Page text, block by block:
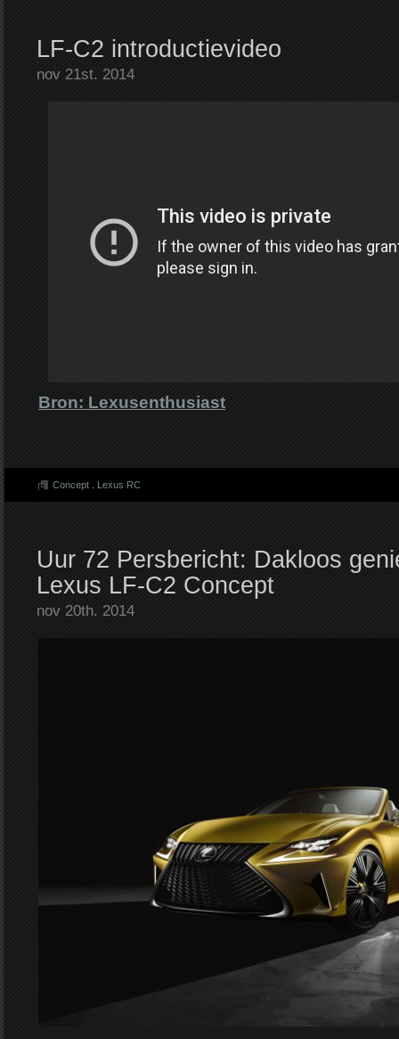
LF-C2 introductievideo
nov 21st. 2014
Bron: Lexusenthusiast
Concept Lexus RC
Uur 72 Persbericht: Dakloos
Lexus LF-C2 Concept
nov 20th. 2014